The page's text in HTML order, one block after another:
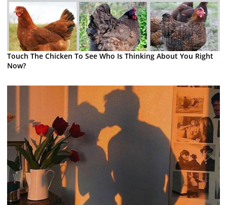
Touch The Chicken To See Who Is Thinking About You Right
Now?